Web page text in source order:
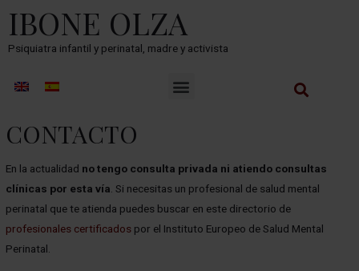
IBONE OLZA
Psiquiatra infantil y perinatal, madre y activista
CONTACTO
En la actualidad no tengo consulta privada ni atiendo consultas
clínicas por esta vía. Si necesitas un profesional de salud mental
perinatal que te atienda puedes buscar en este directorio de
profesionales certificados por el Instituto Europeo de Salud Mental
Perinatal.